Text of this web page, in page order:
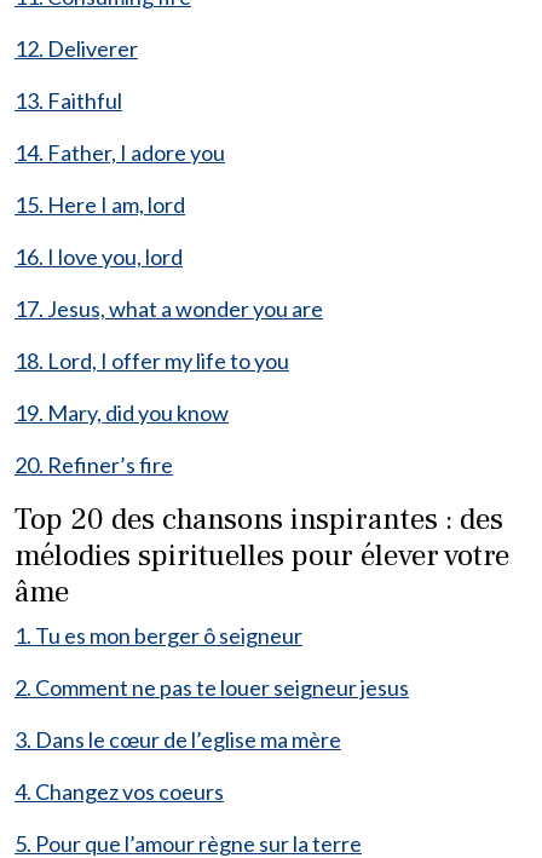
12. Deliverer
13. Faithful
14. Father, I adore you
15. Here I am, lord
16. I love you, lord
17. Jesus, what a wonder you are
18. Lord, I offer my life to you
19. Mary, did you know
20. Refiner’s fire
Top 20 des chansons inspirantes : des
mélodies spirituelles pour élever votre
âme
1. Tu es mon berger ô seigneur
2. Comment ne pas te louer seigneur jesus
3. Dans le cœur de l’eglise ma mère
4. Changez vos coeurs
5. Pour que l’amour règne sur la terre